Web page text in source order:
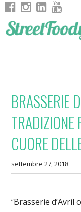
BRASSERIE
TRADIZIONE
CUORE
settembre 27, 2018
“Brasserie d’Avril